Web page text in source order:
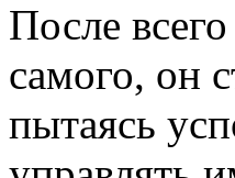
После
самого, он
пытаясь